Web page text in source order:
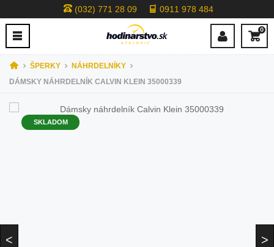
(032) 771 28 09 0911 978 484
0
ŠPERKY
NÁHRDELNÍKY
DÁMSKY NÁHRDELNÍK CALVIN KLEIN 35000339
SKLADOM